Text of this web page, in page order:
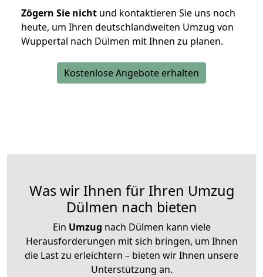
Zögern Sie nicht und kontaktieren Sie uns noch
heute, um Ihren deutschlandweiten Umzug von
Wuppertal nach Dülmen mit Ihnen zu planen.
Kostenlose Angebote erhalten
Was wir Ihnen für Ihren Umzug
Dülmen nach bieten
Ein Umzug nach Dülmen kann viele
Herausforderungen mit sich bringen, um Ihnen
die Last zu erleichtern – bieten wir Ihnen unsere
Unterstützung an.